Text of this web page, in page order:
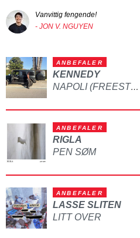
Vanvittig fengende!
- JON V. NGUYEN
ANBEFALER
KENNEDY
NAPOLI (FREESTYLE)
ANBEFALER
RIGLA
PEN SØM
ANBEFALER
LASSE SLITEN
LITT OVER